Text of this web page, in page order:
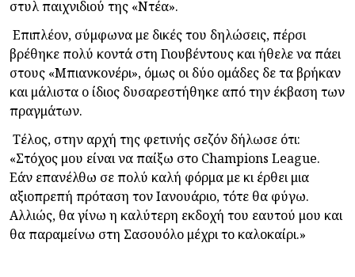
στυλ παιχνιδιού της «Ντέα».
Επιπλέον, σύμφωνα με δικές του δηλώσεις, πέρσι
βρέθηκε πολύ κοντά στη Γιουβέντους και ήθελε να πάει
στους «Μπιανκονέρι», όμως οι δύο ομάδες δε τα βρήκαν
και μάλιστα ο ίδιος δυσαρεστήθηκε από την έκβαση των
πραγμάτων.
Τέλος, στην αρχή της φετινής σεζόν δήλωσε ότι:
«Στόχος μου είναι να παίξω στο Champions League.
Εάν επανέλθω σε πολύ καλή φόρμα με κι έρθει μια
αξιοπρεπή πρόταση τον Ιανουάριο, τότε θα φύγω.
Αλλιώς, θα γίνω η καλύτερη εκδοχή του εαυτού μου και
θα παραμείνω στη Σασουόλο μέχρι το καλοκαίρι.»